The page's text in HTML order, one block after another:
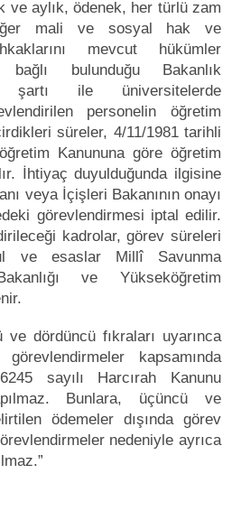
ve aylık, ödenek, her türlü zam
mali ve sosyal hak ve
mevcut hükümler
bulunduğu Bakanlık
şartı ile üniversitelerde
personelin öğretim
süreler, 4/11/1981 tarihli
Kanununa göre öğretim
İhtiyaç duyulduğunda ilgisine
veya İçişleri Bakanının onayı
görevlendirmesi iptal edilir.
kadrolar, görev süreleri
ve esaslar Millî Savunma
ve Yükseköğretim
dördüncü fıkraları uyarınca
kapsamında
sayılı Harcırah Kanunu
Bunlara, üçüncü ve
ödemeler dışında görev
nedeniyle ayrıca